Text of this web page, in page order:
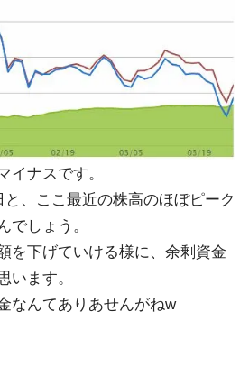
イナスです。
と、ここ最近の株高のほぼピーク
でしょう。
を下げていける様に、余剰資金
います。
なんてありあせんがねw